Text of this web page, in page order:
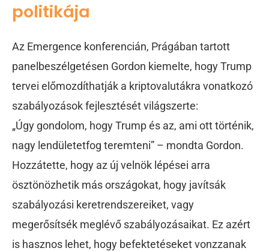
politikája
Az Emergence konferencián, Prágában tartott
panelbeszélgetésen Gordon kiemelte, hogy Trump
tervei előmozdíthatják a kriptovalutákra vonatkozó
szabályozások fejlesztését világszerte:
„Úgy gondolom, hogy Trump és az, ami ott történik,
nagy lendületetfog teremteni” – mondta Gordon.
Hozzátette, hogy az új velnök lépései arra
ösztönözhetik más országokat, hogy javítsák
szabályozási keretrendszereiket, vagy
megerősítsék meglévő szabályozásaikat. Ez azért
is hasznos lehet, hogy befektetéseket vonzzanak